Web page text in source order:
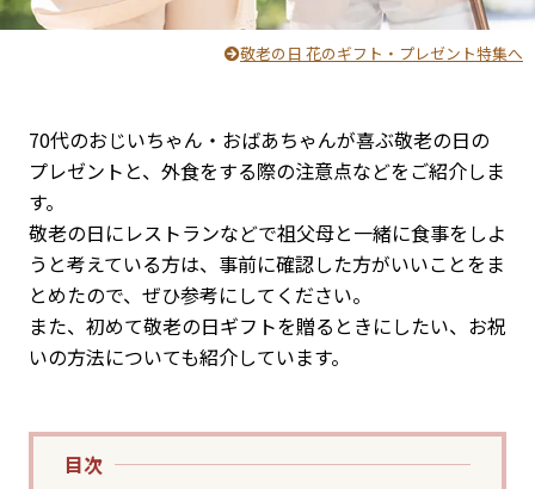
敬老の日 花のギフト・プレゼント特集へ
70代のおじいちゃん・おばあちゃんが喜ぶ敬老の日の
プレゼントと、外食をする際の注意点などをご紹介しま
す。
敬老の日にレストランなどで祖父母と一緒に食事をしよ
うと考えている方は、事前に確認した方がいいことをま
とめたので、ぜひ参考にしてください。
また、初めて敬老の日ギフトを贈るときにしたい、お祝
いの方法についても紹介しています。
目次